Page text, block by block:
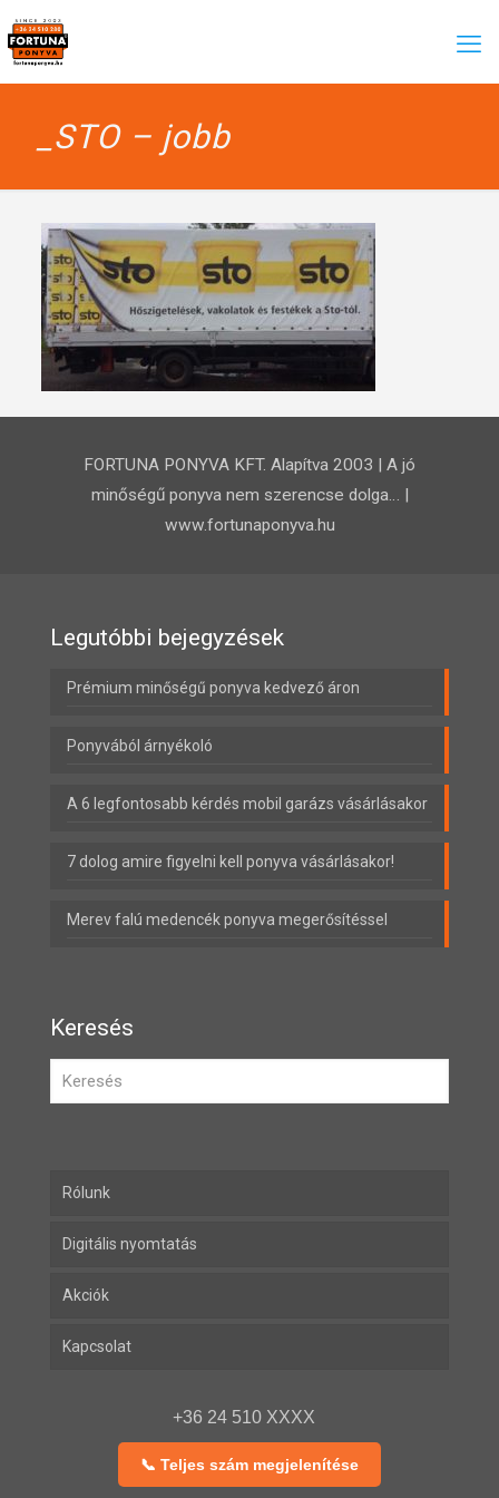
_STO – jobb
FORTUNA PONYVA KFT. Alapítva 2003 | A jó
minőségű ponyva nem szerencse dolga… |
www.fortunaponyva.hu
Legutóbbi bejegyzések
Prémium minőségű ponyva kedvező áron
Ponyvából árnyékoló
A 6 legfontosabb kérdés mobil garázs vásárlásakor
7 dolog amire figyelni kell ponyva vásárlásakor!
Merev falú medencék ponyva megerősítéssel
Keresés
Rólunk
Digitális nyomtatás
Akciók
Kapcsolat
+36 24 510 XXXX
📞 Teljes szám megjelenítése